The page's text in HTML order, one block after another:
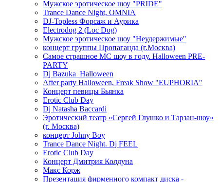
Мужское эротическое шоу "PRIDE"
Trance Dance Night, OMNIA
DJ-Topless Форсаж и Аурика
Electrodog 2 (Loc Dog)
Мужское эротическое шоу "Неудержимые"
концерт группы Пропаганда (г.Москва)
Самое страшное МС шоу в году. Halloween PRE-
PARTY
Dj Bazuka_Halloween
After party Halloween, Freak Show "EUPHORIA"
Концерт певицы Бьянка
Erotic Club Day
Dj Natasha Baccardi
Эротический театр «Сергей Глушко и Тарзан-шоу»
(г. Москва)
концерт Johny Boy
Trance Dance Night. Dj FEEL
Erotic Club Day
Концерт Дмитрия Колдуна
Макс Корж
Презентация фирменного компакт диска -